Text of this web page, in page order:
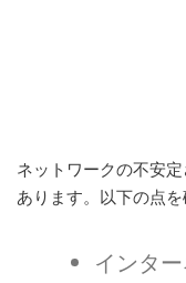
ネットワークの不安
あります。以下の点を
インタ